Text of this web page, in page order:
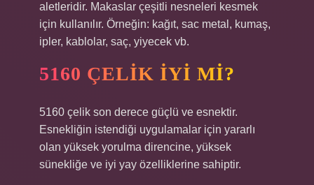
aletleridir. Makaslar çeşitli nesneleri kesmek
için kullanılır. Örneğin: kağıt, sac metal, kumaş,
ipler, kablolar, saç, yiyecek vb.
5160 ÇELIK IYI MI?
5160 çelik son derece güçlü ve esnektir.
Esnekliğin istendiği uygulamalar için yararlı
olan yüksek yorulma direncine, yüksek
sünekliğe ve iyi yay özelliklerine sahiptir.